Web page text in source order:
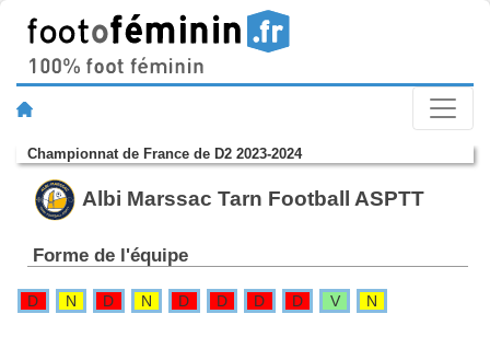
Championnat de France de D2 2023-2024
Albi Marssac Tarn Football ASPTT
Forme de l'équipe
D N D N D D D D V N